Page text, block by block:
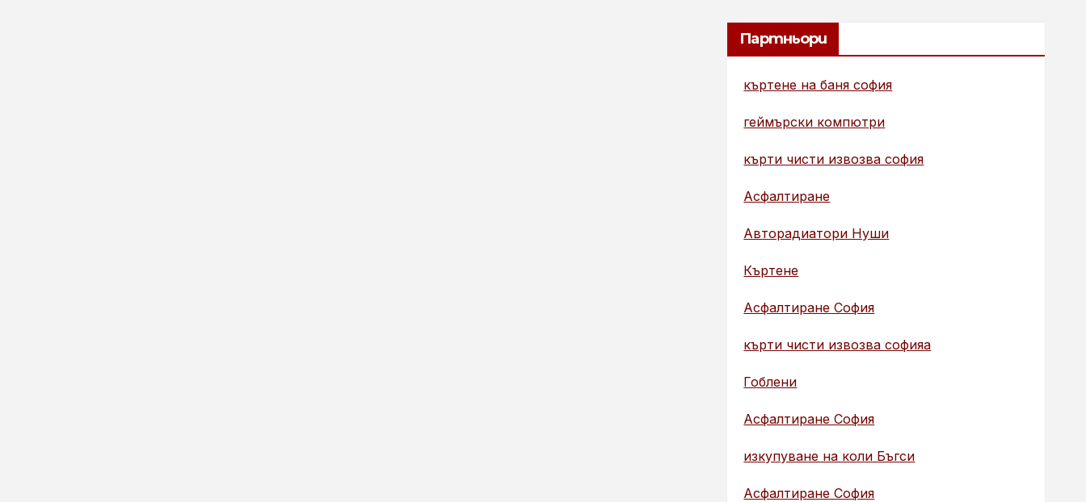
Партньори
къртене на баня софия
геймърски компютри
кърти чисти извозва софия
Асфалтиране
Авторадиатори Нуши
Къртене
Асфалтиране София
кърти чисти извозва софияа
Гоблени
Асфалтиране София
изкупуване на коли Бъгси
Асфалтиране София